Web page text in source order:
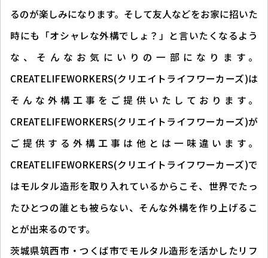
るのが楽しみになります。そして友人などをお家に招いた
時にも「オシャレな外構でしょ？」と言いたくなるよう
な、そんなお気にいりの一部になります。
CREATELIFEWORKERS(クリエイトライフワーカーズ)は
そんな外構工事をご提供いたしております。
CREATELIFEWORKERS(クリエイトライフワーカーズ)が
ご提供する外構工事は他とは一味違います。
CREATELIFEWORKERS(クリエイトライフワーカーズ)で
はモルタル造形を取り入れているからこそ、世界でたっ
たひとつの誰とも被らない、そんな外構を作り上げるこ
とが出来るのです。
茨城県筑西市・つくば市でモルタル造形を活かしたリフ